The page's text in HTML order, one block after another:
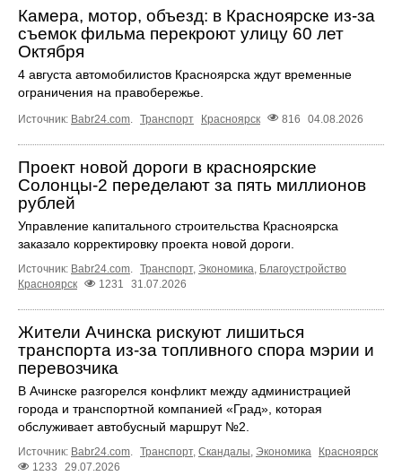
Камера, мотор, объезд: в Красноярске из-за
съемок фильма перекроют улицу 60 лет
Октября
4 августа автомобилистов Красноярска ждут временные
ограничения на правобережье.
Источник: Babr24.com Транспорт Красноярск 816 04.08.2026
Проект новой дороги в красноярские
Солонцы-2 переделают за пять миллионов
рублей
Управление капитального строительства Красноярска
заказало корректировку проекта новой дороги.
Источник: Babr24.com Транспорт, Экономика Благоустройство
Красноярск
1231 31.07.2026
Жители Ачинска рискуют лишиться
транспорта из-за топливного спора мэрии и
перевозчика
В Ачинске разгорелся конфликт между администрацией
города и транспортной компанией «Град», которая
обслуживает автобусный маршрут №2.
Источник: Babr24.com Транспорт, Скандалы Экономика
Красноярск
1233
29.07.2026